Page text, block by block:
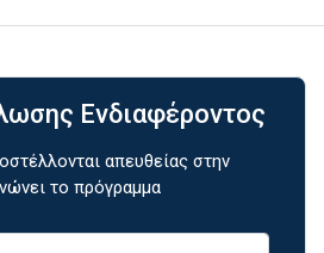
Ενδιαφέροντος
απευθείας στην
το πρόγραμμα